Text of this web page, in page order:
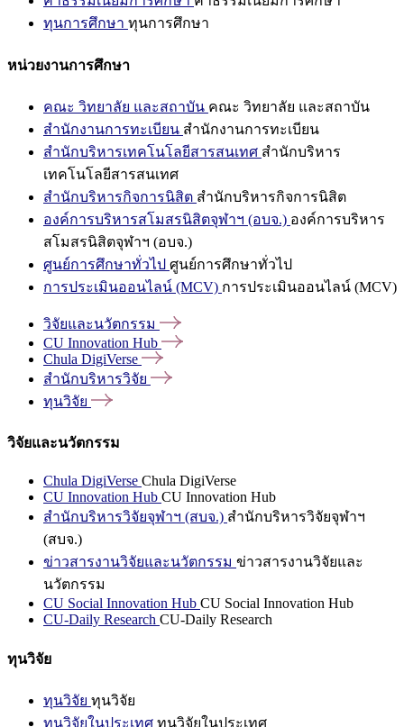
ทุนการศึกษา ทุนการศึกษา
หน่วยงานการศึกษา
คณะ วิทยาลัย และสถาบัน คณะ วิทยาลัย และสถาบัน
สำนักงานการทะเบียน สำนักงานการทะเบียน
สำนักบริหารเทคโนโลยีสารสนเทศ สำนักบริหาร
เทคโนโลยีสารสนเทศ
สำนักบริหารกิจการนิสิต สำนักบริหารกิจการนิสิต
องค์การบริหารสโมสรนิสิตจุฬาฯ (อบจ.) องค์การบริหาร
สโมสรนิสิตจุฬาฯ (อบจ.)
ศูนย์การศึกษาทั่วไป ศูนย์การศึกษาทั่วไป
การประเมินออนไลน์ (MCV) การประเมินออนไลน์ (MCV)
วิจัยและนวัตกรรม
CU Innovation Hub
Chula DigiVerse
สำนักบริหารวิจัย
ทุนวิจัย
วิจัยและนวัตกรรม
Chula DigiVerse Chula DigiVerse
CU Innovation Hub CU Innovation Hub
สำนักบริหารวิจัยจุฬาฯ (สบจ.) สำนักบริหารวิจัยจุฬาฯ
(สบจ.)
ข่าวสารงานวิจัยและนวัตกรรม ข่าวสารงานวิจัยและ
นวัตกรรม
CU Social Innovation Hub CU Social Innovation Hub
CU-Daily Research CU-Daily Research
ทุนวิจัย
ทุนวิจัย ทุนวิจัย
ทุนวิจัยในประเทศ ทุนวิจัยในประเทศ